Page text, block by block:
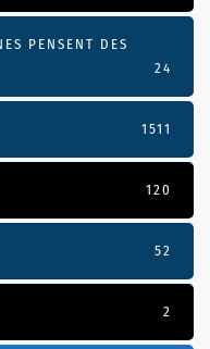
PENSENT DES
24
1511
120
52
2